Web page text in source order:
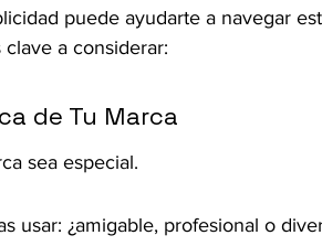
puede ayudarte a navegar
a considerar:
de Tu Marca
sea especial.
usar: ¿amigable, profesional o